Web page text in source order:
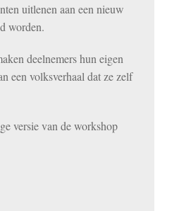
uitlenen aan een nieuw
worden.
deelnemers hun eigen
een volksverhaal dat ze zelf
versie van de workshop